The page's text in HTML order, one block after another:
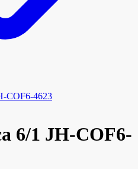
COF6-4623
6/1 JH-COF6-